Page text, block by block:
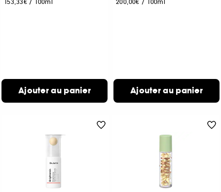
153,33€ / 100ml
Ajouter au panier
200,00€ / 100ml
Ajouter au panier